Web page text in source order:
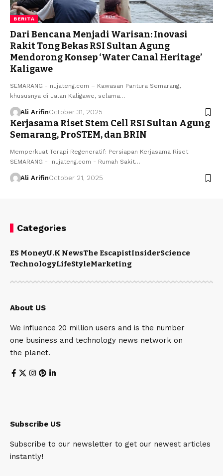
BERITA
Dari Bencana Menjadi Warisan: Inovasi
Rakit Tong Bekas RSI Sultan Agung
Mendorong Konsep ‘Water Canal Heritage’
Kaligawe
​SEMARANG - nujateng.com – Kawasan Pantura Semarang,
khususnya di Jalan Kaligawe, selama…
Ali ArifinOctober 31, 2025
Kerjasama Riset Stem Cell RSI Sultan Agung
Semarang, ProSTEM, dan BRIN
Memperkuat Terapi Regeneratif: Persiapan Kerjasama Riset
SEMARANG - nujateng.com - Rumah Sakit…
Ali ArifinOctober 21, 2025
Categories
ES MoneyU.K NewsThe EscapistInsiderScience
TechnologyLifeStyleMarketing
About US
We influence 20 million users and is the number
one business and technology news network on
the planet.
Subscribe US
Subscribe to our newsletter to get our newest articles
instantly!